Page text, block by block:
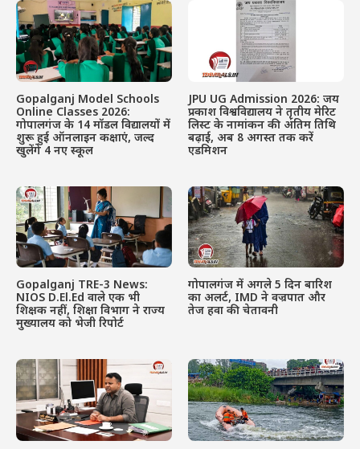
Gopalganj Model Schools
Online Classes 2026:
गोपालगंज के 14 मॉडल विद्यालयों में
शुरू हुई ऑनलाइन कक्षाएं, जल्द
खुलेंगे 4 नए स्कूल
JPU UG Admission 2026: जय
प्रकाश विश्वविद्यालय ने तृतीय मेरिट
लिस्ट के नामांकन की अंतिम तिथि
बढ़ाई, अब 8 अगस्त तक करें
एडमिशन
Gopalganj TRE-3 News:
NIOS D.El.Ed वाले एक भी
शिक्षक नहीं, शिक्षा विभाग ने राज्य
मुख्यालय को भेजी रिपोर्ट
गोपालगंज में अगले 5 दिन बारिश
का अलर्ट, IMD ने वज्रपात और
तेज हवा की चेतावनी